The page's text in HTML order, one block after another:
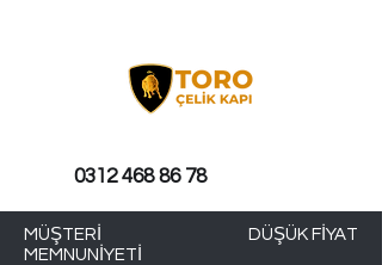
MÜŞTERİ
MEMNUNİYETİ
DÜŞÜK FİYAT
0312 468 86 78